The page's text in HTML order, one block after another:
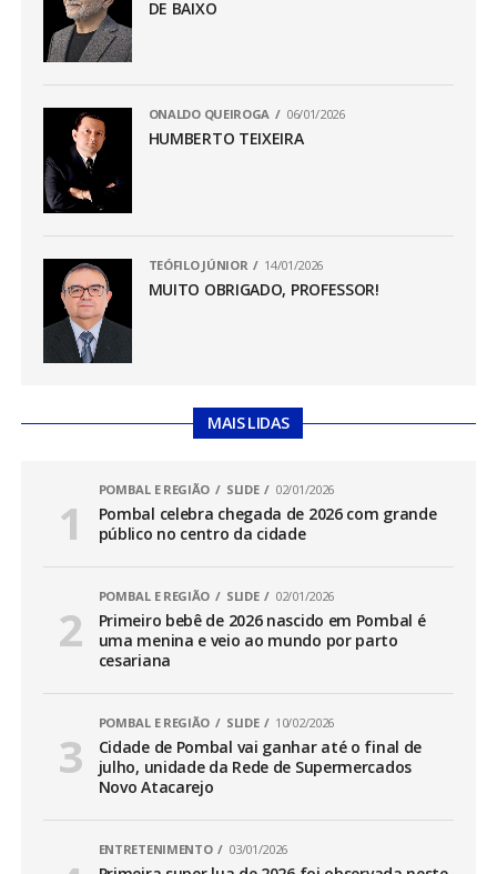
DE BAIXO
ONALDO QUEIROGA 06/01/2026
HUMBERTO TEIXEIRA
TEÓFILO JÚNIOR 14/01/2026
MUITO OBRIGADO, PROFESSOR!
MAIS LIDAS
POMBAL E REGIÃO SLIDE 02/01/2026
Pombal celebra chegada de 2026 com grande
público no centro da cidade
POMBAL E REGIÃO SLIDE 02/01/2026
Primeiro bebê de 2026 nascido em Pombal é
uma menina e veio ao mundo por parto
cesariana
POMBAL E REGIÃO SLIDE 10/02/2026
Cidade de Pombal vai ganhar até o final de
julho, unidade da Rede de Supermercados
Novo Atacarejo
ENTRETENIMENTO 03/01/2026